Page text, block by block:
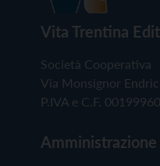
Vita Trentina
Società Cooperativa
Via Monsignor
P.IVA e C.F.